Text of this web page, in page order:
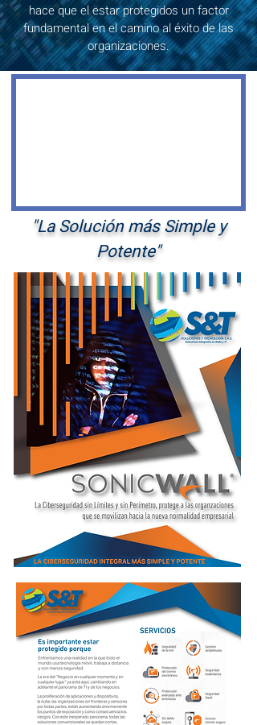
hace que el estar protegidos un factor
fundamental en el camino al éxito de las
organizaciones.
"La Solución más Simple y
Potente"